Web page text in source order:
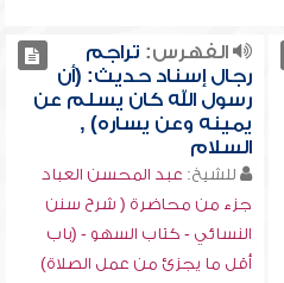
الفهرس: تراجم
رجال إسناد حديث: (أن
رسول الله كان يسلم عن
يمينه وعن يساره) ,
السلام
للشيخ: عبد المحسن العباد
جزء من محاضرة ( شرح سنن
النسائي - كتاب السهو - (باب
أقل ما يجزئ من عمل الصلاة)